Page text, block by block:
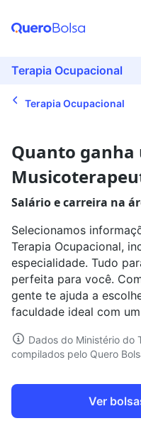
Terapia Ocupacional
Terapia Ocupacional
Quanto ganha
Salário e carreira na
Selecionamos
Terapia Ocupacional,
especialidade. Tudo
perfeita para você.
gente te ajuda a
faculdade ideal com
Dados do Ministério do
compilados pelo Quero
Ver
Encontre a
Que tipo de curso
Em que cidade
Acesse o
Preencha seus
Telefone
Ao continuar, você
privacidade